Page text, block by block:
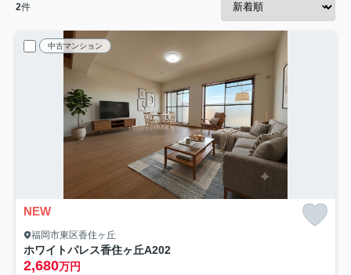
2件
中古マンション
NEW
福岡市東区香住ヶ丘
ホワイトパレス香住ヶ丘A202
2,680万円